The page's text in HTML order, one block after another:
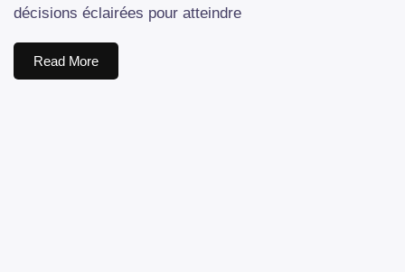
décisions éclairées pour atteindre
Read More